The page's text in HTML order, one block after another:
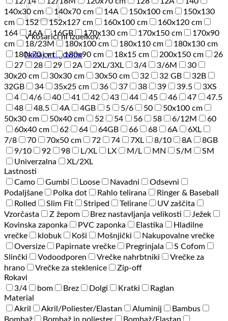
V košarici ni izdelkov.
Nazaj v trgovino
140x30 cm
140x70 cm 14A 150x100 cm
150x130
cm
152 152x127 cm 160x100 cm
160x120 cm
164
16A 16GB 170x130 cm 170x150 cm
170x90
cm
18/23M 180x100 cm 180x110 cm
180x130 cm
180x70 cm
180x90 cm 18x15 cm 200x150 cm
26
27
28 29 2A 2XL/3XL 3/4 3/6M
30
30x20 cm
30x30 cm 30x50 cm 32 32 GB
32B
32GB
34 35x25 cm 36 37 38 39 39.5
3XS
4
4/6 40 41 42 43 44 45 46 47
47.5
48
48.5 4A 4GB 5 5/6 50
50x100 cm
50x30 cm
50x40 cm 52 54 56 58 6/12M
60
60x40 cm
62 64 64GB 66 68 6A
6XL
7/8
70 70x50 cm 72 74 7XL 8/10 8A
8GB
9/10
92 98 L/XL LX M/L MN S/M
SM
Univerzalna
XL/2XL
Lastnosti
Camo
Gumbi Loose Navadni
Odsevni
Podaljšane
Polka dot Rahlo telirana
Ringer & Baseball
Rolled
Slim Fit Striped Telirane
UV zaščita
Vzorčasta
Z žepom Brez nastavljanja velikosti
Ježek
Kovinska zaponka
PVC zaponka Elastika
Hladilne
vrečke
klobuk Koši Mošnjički
Nakupovalne vrečke
Oversize
Papirnate vrečke Pregrinjala
S Cofom
Slinčki
Vodoodporen Vrečke nahrbtniki
Vrečke za
hrano
Vrečke za steklenice
Zip-off
Rokavi
3/4
bom Brez Dolgi Kratki
Raglan
Material
Akril
Akril/Poliester/Elastan Aluminij
Bambus